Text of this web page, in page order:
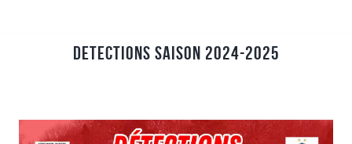
DETECTIONS SAISON 2024-2025